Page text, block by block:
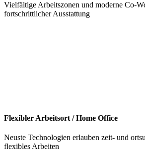
Vielfältige Arbeitszonen und moderne Co-
fortschrittlicher Ausstattung
Flexibler Arbeitsort / Home Office
Neuste Technologien erlauben zeit- und
flexibles Arbeiten